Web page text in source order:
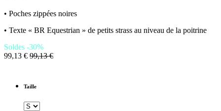
• Poches zippées noires
• Texte « BR Equestrian » de petits strass au niveau de la poitrine
Soldes -30%
99,13 € 99,13€
Taille